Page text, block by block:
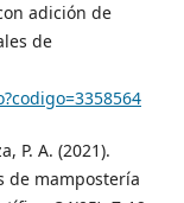
adición de
de
P. A. (2021).
de mampostería